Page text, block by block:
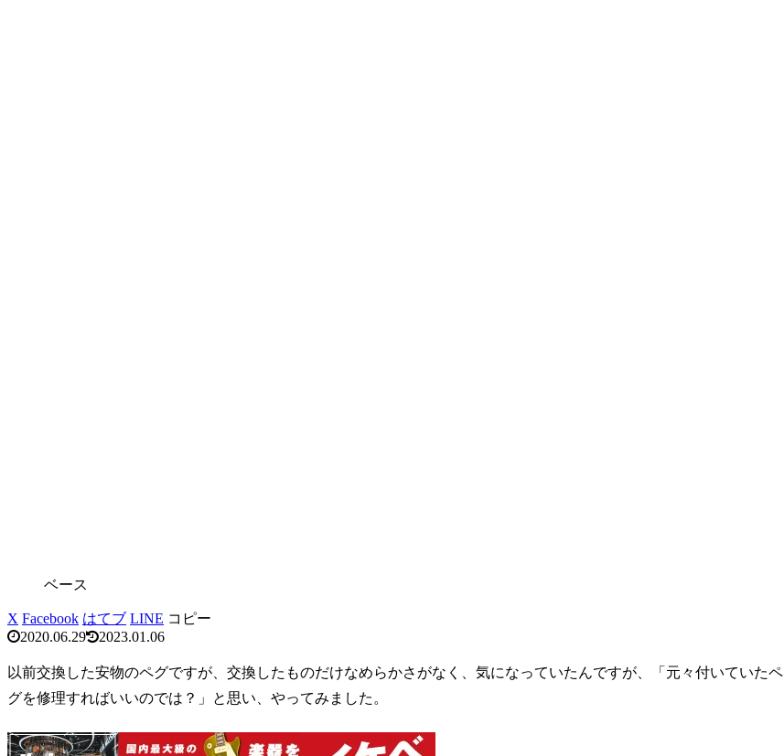
ベース
X Facebook はてブ LINE コピー
2020.06.29
2023.01.06
以前交換した安物のペグですが、交換したものだけなめらかさがなく、気になっていたんですが、「元々付いていたペ
グを修理すればいいのでは？」と思い、やってみました。